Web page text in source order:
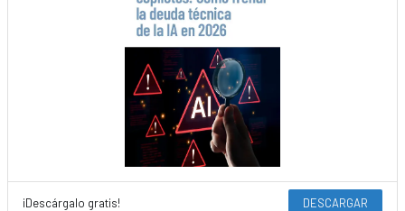
¡Descárgalo gratis! DESCARGAR